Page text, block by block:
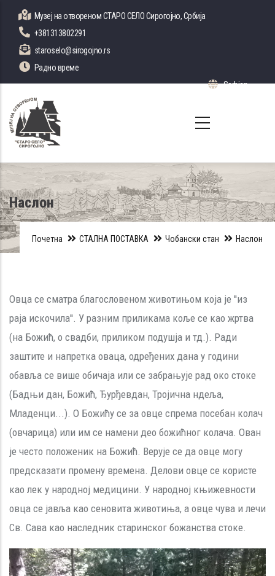
main
content
Музеј на отвореном СТАРО СЕЛО Сирогојно, Србија
+381313802291
staroselo@sirogojno.rs
Радно време
Serbian
List
Наслон
Почетна СТАЛНА ПОСТАВКА Чобански стан Наслон
Овца се сматра благословеном животињом која је ''из
раја искочила''. У разним приликама коље се као жртва
(на Божић, о свадби, приликом подушја и тд.). Ради
заштите и напретка оваца, одређених дана у години
обавља се више обичаја или се забрањује рад око стоке
(Бадњи дан, Божић, Ђурђевдан, Тројична ндеља,
Младенци...). О Божићу се за овце спрема посебан колач
(овчарица) или им се намени део божићног колача. Ован
је често положеник на Божић. Верује се да овце могу
предсказати промену времена. Делови овце се користе
као лек у народној медицини. У народној књижевности
овца се јавља као сеновита животиња, а овце чува и лечи
Св. Сава као наследник старинског божанства стоке.